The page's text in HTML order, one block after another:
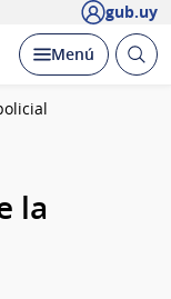
gub.uy
Desplegar
Menú Abrir
la